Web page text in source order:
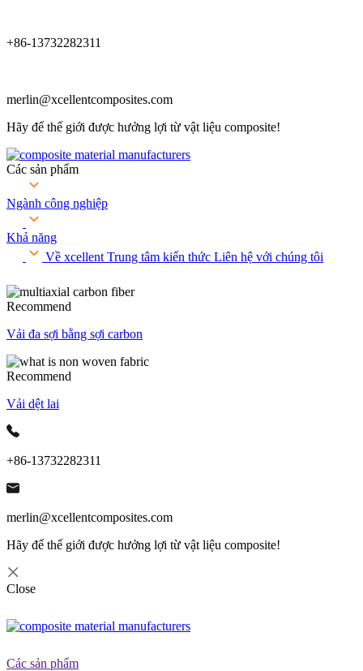
+86-13732282311
merlin@xcellentcomposites.com
Hãy để thế giới được hưởng lợi từ vật liệu composite!
Các sản phẩm
Ngành công nghiệp
Khả năng
Về xcellent Trung tâm kiến ​​thức Liên hệ với chúng tôi
Recommend
Vải đa sợi bằng sợi carbon
Recommend
Vải dệt lai
+86-13732282311
merlin@xcellentcomposites.com
Hãy để thế giới được hưởng lợi từ vật liệu composite!
Close
Các sản phẩm